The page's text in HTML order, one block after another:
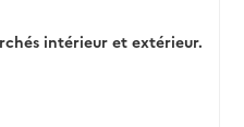
intérieur et extérieur.